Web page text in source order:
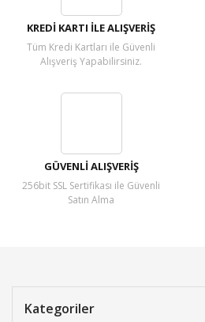
KREDİ KARTI İLE ALIŞVERİŞ
Tüm Kredi Kartları ile Güvenli
Alışveriş Yapabilirsiniz.
GÜVENLİ ALIŞVERİŞ
256bit SSL Sertifikası ile Güvenli
Satın Alma
Kategoriler